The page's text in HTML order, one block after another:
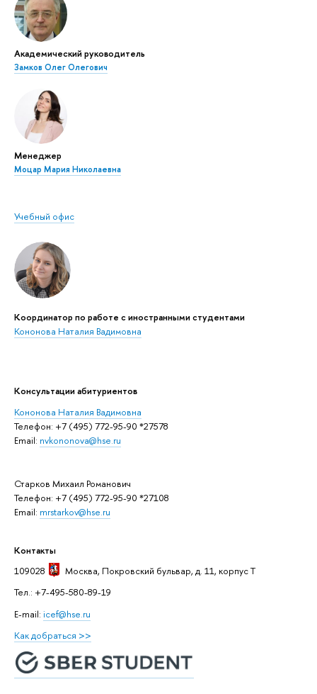
Академический руководитель
Замков Олег Олегович
Менеджер
Моцар Мария Николаевна
Учебный офис
Координатор по работе с иностранными студентами
Кононова Наталия Вадимовна
Консультации абитуриентов
Кононова Наталия Вадимовна
Телефон: +7 (495) 772-95-90 *27578
Email: nvkononova@hse.ru
Старков Михаил Романович
Телефон: +7 (495) 772-95-90 *27108
Email: mrstarkov@hse.ru
Контакты
109028
Москва, Покровский бульвар, д. 11, корпус T
Тел.: +7-495-580-89-19
E-mail: icef@hse.ru
Как добраться >>